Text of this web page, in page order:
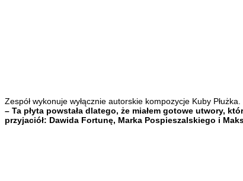
Zespół wykonuje wyłącznie autorskie kompozycje Kuby Płużka.
– Ta płyta powstała dlatego, że miałem gotowe utwory,
przyjaciół: Dawida Fortunę, Marka Pospieszalskiego i